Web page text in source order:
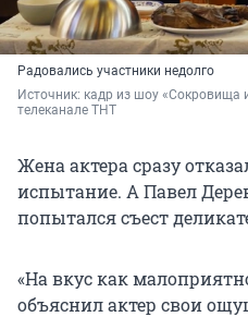
Радовались участники недолго
Источник: кадр из шоу «Сокровища
телеканале ТНТ
Жена актера сразу
испытание. А Павел
попытался съест
«На вкус как
объяснил актер свои